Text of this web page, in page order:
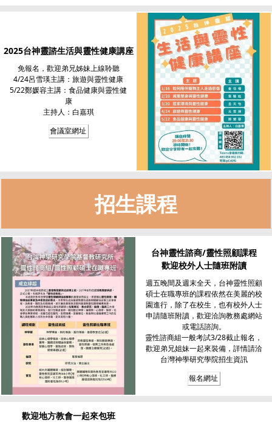
2025台神靈諮生活與靈性健康講座
免報名，歡迎弟兄姊妹上線聆聽
4/24呂雪瑛主講：旅遊與靈性健康
5/22鄭媛容主講：食品健康與靈性健
康
主持人：白嘉琪
會議室網址
招生課程
台神靈性諮商/靈性照顧課程
歡迎校外人士隨班附讀
週五晚間及週末全天，台神靈性照顧
碩士在職專班的課程依然在美麗的校
園進行，除了在校生，也有校外人士
申請隨班附讀，歡迎洽詢教務處網站
或電話諮詢。
靈性諮商組一般考試3/28截止報名，
歡迎弟兄姐妹一起來裝備，詳情請洽
台灣神學研究學院招生資訊
報名網址
歡迎地方教會一起來包班